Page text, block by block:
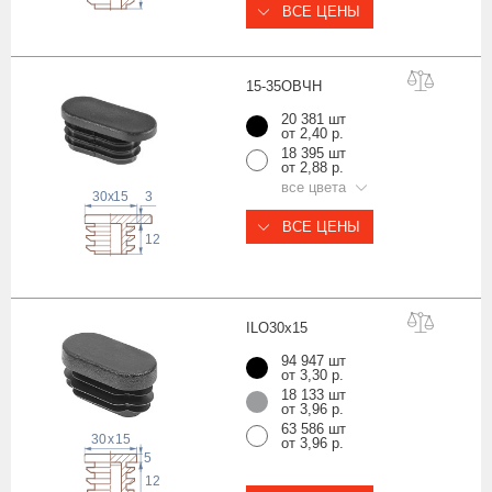
ВСЕ ЦЕНЫ
15-35ОВЧН
3
12
30x15
20 381 шт
от 2,40 р.
18 395 шт
от 2,88 р.
все цвета
ВСЕ ЦЕНЫ
ILO30x15
5
12
15
x
30
94 947 шт
от 3,30 р.
18 133 шт
от 3,96 р.
63 586 шт
от 3,96 р.